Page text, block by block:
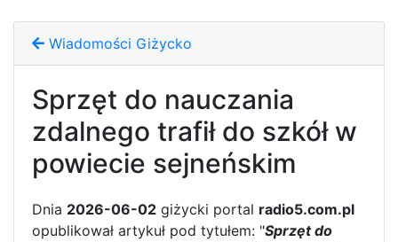
Wiadomości Giżycko
Sprzęt do nauczania
zdalnego trafił do szkół w
powiecie sejneńskim
Dnia 2026-06-02 giżycki portal radio5.com.pl
opublikował artykuł pod tytułem: "Sprzęt do